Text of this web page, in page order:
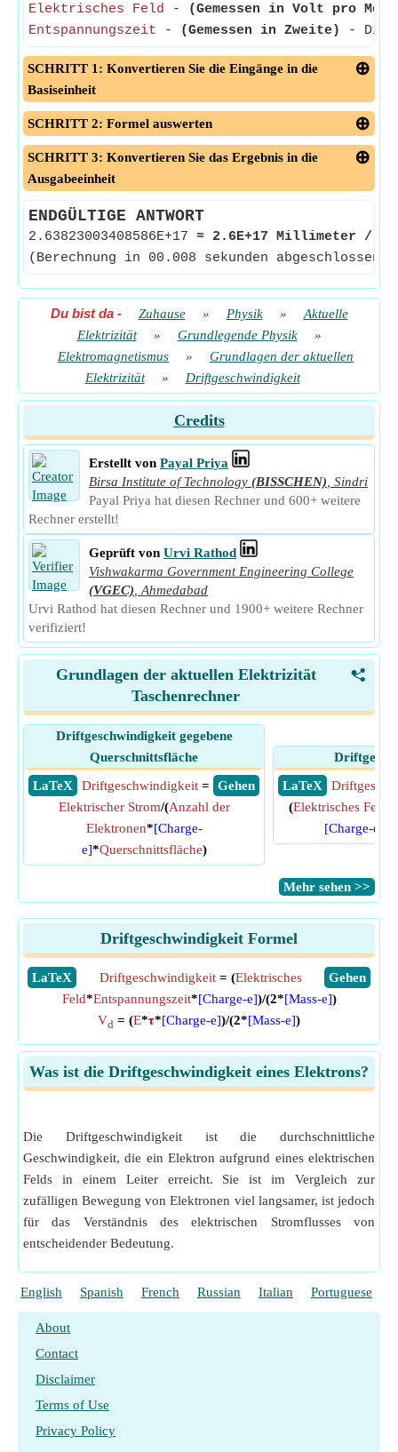
Elektrisches Feld -
(Gemessen in Volt pro
Entspannungszeit - (Gemessen in Zweite) - Die
SCHRITT 1: Konvertieren Sie die Eingänge in die
Basiseinheit
SCHRITT 2: Formel auswerten
SCHRITT 3: Konvertieren Sie das Ergebnis in die
Ausgabeeinheit
ENDGÜLTIGE ANTWORT
2.63823003408586E+17 ≈ 2.6E+17 Millimeter /
(Berechnung in 00.008 sekunden abgeschlossen)
Du bist da- Zuhause » Physik »
Aktuelle
Elektrizität
» Grundlegende Physik
»
Elektromagnetismus
»
Grundlagen der aktuellen
Elektrizität
» Driftgeschwindigkeit
Credits
Erstellt von Payal Priya
Birsa Institute of Technology (BISSCHEN) Sindri
Payal Priya hat diesen Rechner und 600+ weitere
Rechner erstellt!
Geprüft von Urvi Rathod
Vishwakarma Government Engineering College
(VGEC) Ahmedabad
Urvi Rathod hat diesen Rechner und 1900+ weitere Rechner
verifiziert!
<
Grundlagen der aktuellen Elektrizität
Taschenrechner
Driftgeschwindigkeit gegebene
Querschnittsfläche
​ LaTeX
​ Gehen
Driftgeschwindigkeit=
Elektrischer Strom/(Anzahl der
Elektronen*[Charge-
e]*Querschnittsfläche)
​ LaTeX
(Elektrisches Feld
[Charge-e]
​Mehr sehen >>
Driftgeschwindigkeit Formel
​LaTeX ​Gehen
Driftgeschwindigkeit= (Elektrisches
Feld*Entspannungszeit*[Charge-e])/(2*[Mass-e])
Vd = (E*𝛕*[Charge-e])/(2*[Mass-e])
Was ist die Driftgeschwindigkeit eines Elektrons?
Die Driftgeschwindigkeit ist die durchschnittliche
Geschwindigkeit, die ein Elektron aufgrund eines elektrischen
Felds in einem Leiter erreicht. Sie ist im Vergleich zur
zufälligen Bewegung von Elektronen viel langsamer, ist jedoch
für das Verständnis des elektrischen Stromflusses von
entscheidender Bedeutung.
English Spanish French Russian Italian Portuguese
About
Contact
Disclaimer
Terms of Use
Privacy Policy